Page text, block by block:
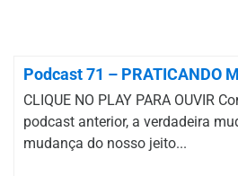
Podcast 71 – PRATICANDO
CLIQUE NO PLAY PARA OUVIR
podcast anterior, a verdadeira
mudança do nosso jeito...